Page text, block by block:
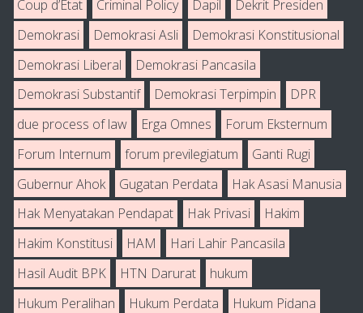
Coup d’Etat
Criminal Policy Dapil
Dekrit Presiden
Demokrasi
Demokrasi Asli
Demokrasi Konstitusional
Demokrasi Liberal
Demokrasi Pancasila
Demokrasi Substantif
Demokrasi Terpimpin
DPR
due process of law
Erga Omnes
Forum Eksternum
Forum Internum
forum previlegiatum
Ganti Rugi
Gubernur Ahok
Gugatan Perdata
Hak Asasi Manusia
Hak Menyatakan Pendapat
Hak Privasi
Hakim
Hakim Konstitusi
HAM
Hari Lahir Pancasila
Hasil Audit BPK
HTN Darurat
hukum
Hukum Peralihan
Hukum Perdata
Hukum Pidana